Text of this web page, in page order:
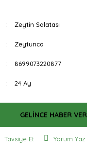
Zeytin Salatası
Zeytunca
8699073220877
24 Ay
GELİNCE HABER VER
Tavsiye Et Yorum Yaz